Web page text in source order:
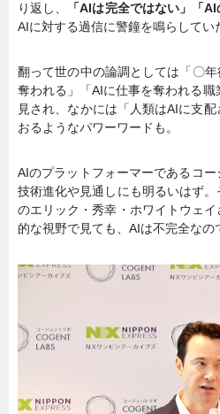
り返し、
「AIは完全ではない」「
AIに対する過信に警鐘を鳴らしてい
翻って世の中の論調としては「〇
奪われる」「AIに仕事を奪われる
見され、なかには「人類はAIに支
おるようなパワーワードも。
AIのプラットフォーマーであるコ
技術進化や見通しにも明るいはず
のエリック・秀幸・ホワイトウェ
的な視野で見ても、AIは不完全なの